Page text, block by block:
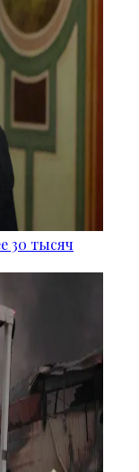
30 тысяч